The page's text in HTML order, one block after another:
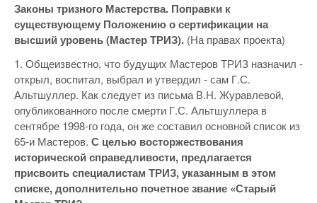
Законы тризного Мастерства. Поправки к
существующему Положению о сертификации на
высший уровень (Мастер ТРИЗ). (На правах проекта)
1. Общеизвестно, что будущих Мастеров ТРИЗ назначил -
открыл, воспитал, выбрал и утвердил - сам Г.С.
Альтшуллер. Как следует из письма В.Н. Журавлевой,
опубликованного после смерти Г.С. Альтшуллера в
сентябре 1998-го года, он же составил основной список из
65-и Мастеров. С целью восторжествования
исторической справедливости, предлагается
присвоить специалистам ТРИЗ, указанным в этом
списке, дополнительно почетное звание «Старый